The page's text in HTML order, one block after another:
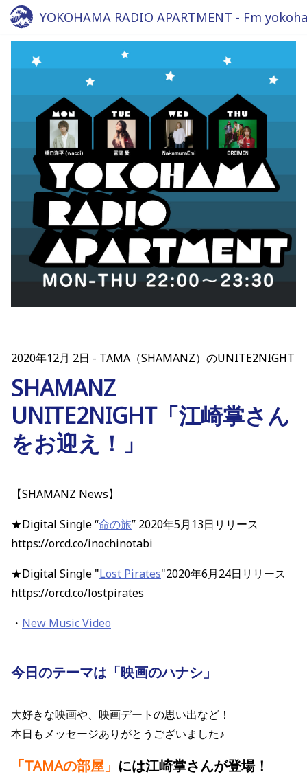
YOKOHAMA RADIO APARTMENT - Fm
2020年12月 2日 TAMA（SHAMANZ）のUNITE2NIGHT
SHAMANZ
UNITE2NIGHT「江崎掌さん
をお迎え！」
【SHAMANZ News】
★Digital Single “命の旅” 2020年5月13日リリース
https://orcd.co/inochinotabi
★Digital Single "Lost Pirates"2020年6月24日リリース
https://orcd.co/lostpirates
・ New Music Video
今日のテーマは「映画のハナシ」
大好きな映画や、映画デートの思い出など！
本日もメッセージありがとうございました♪
「TAMAの部屋 」 には江崎掌さんが登場！